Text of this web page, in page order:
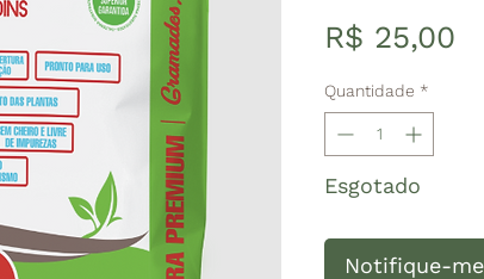
R$ 25,00
Quantidade *
Esgotado
Notifique-